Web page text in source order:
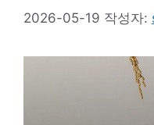
2026-05-19 작성자: